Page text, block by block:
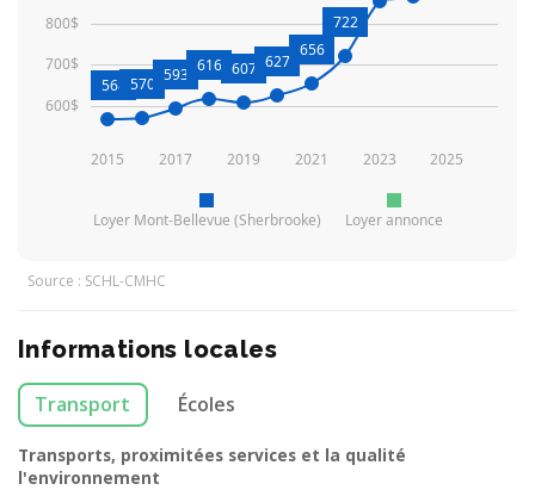
Loyer Mont-Bellevue (Sherbrooke) Loyer annonce
2015 2017 2019 2021 2023 2025
600$
700$
800$
568 570 593 616 607 627
656
722
Source : SCHL-CMHC
Informations locales
Transport Écoles
Transports, proximitées services et la qualité
l'environnement